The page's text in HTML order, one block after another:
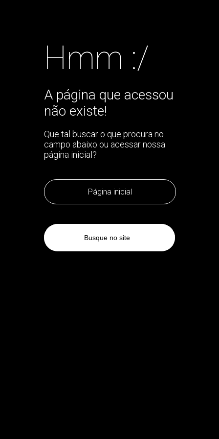
Hmm :/
A página que acessou
não existe!
Que tal buscar o que procura no
campo abaixo ou acessar nossa
página inicial?
Página inicial